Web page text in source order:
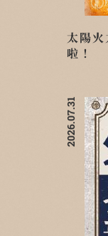
太陽
啦！
2026.07.31